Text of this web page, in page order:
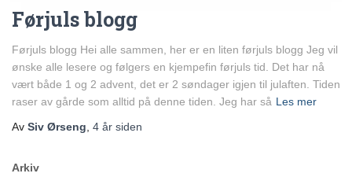
Førjuls blogg
Førjuls blogg Hei alle sammen, her er en liten førjuls blogg Jeg vil
ønske alle lesere og følgers en kjempefin førjuls tid. Det har nå
vært både 1 og 2 advent, det er 2 søndager igjen til julaften. Tiden
raser av gårde som alltid på denne tiden. Jeg har så Les mer
Av Siv Ørseng 4 år siden
Arkiv